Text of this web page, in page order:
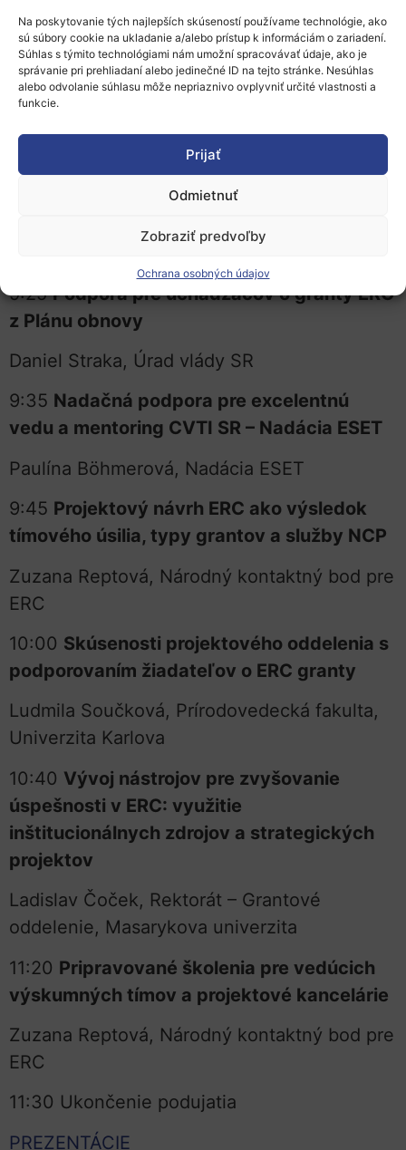
Na poskytovanie tých najlepších skúseností používame technológie, ako
sú súbory cookie na ukladanie a/alebo prístup k informáciám o zariadení.
Súhlas s týmito technológiami nám umožní spracovávať údaje, ako je
správanie pri prehliadaní alebo jedinečné ID na tejto stránke. Nesúhlas
alebo odvolanie súhlasu môže nepriaznivo ovplyvniť určité vlastnosti a
funkcie.
Prijať
Odmietnuť
Zobraziť predvoľby
Ochrana osobných údajov
fakty a štatistiky
Zuzana Reptová, Národný kontaktný bod pre
ERC
9:15Dôležitosť systematickej podpory
žiadateľov o ERC na slovenských
Tomáš Hromádka, Národný delegát
9:25Podpora pre uchádzačov o granty ERC
z Plánu obnovy
Daniel Straka, Úrad vlády SR
9:35 Nadačná podpora pre excelentnú
vedu a mentoring CVTI SR – Nadácia ESET
Paulína Böhmerová, Nadácia ESET
9:45 Projektový návrh ERC ako výsledok
tímového úsilia, typy grantov a služby NCP
Zuzana Reptová, Národný kontaktný bod pre
ERC
10:00 Skúsenosti projektového oddelenia s
podporovaním žiadateľov o ERC granty
Ludmila Součková, Prírodovedecká fakulta,
Univerzita Karlova
10:40 Vývoj nástrojov pre zvyšovanie
úspešnosti v ERC: využitie
inštitucionálnych zdrojov a strategických
projektov
Ladislav Čoček, Rektorát – Grantové
oddelenie, Masarykova univerzita
11:20 Pripravované školenia pre vedúcich
výskumných tímov a projektové kancelárie
Zuzana Reptová, Národný kontaktný bod pre
ERC
11:30 Ukončenie podujatia
PREZENTÁCIE